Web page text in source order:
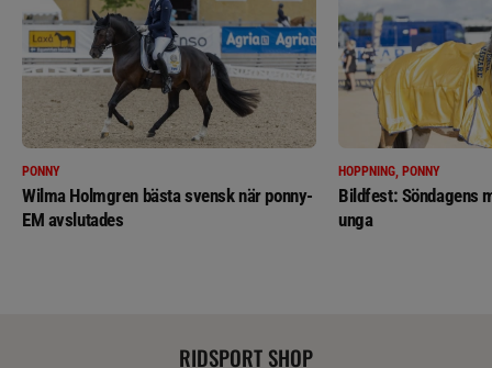
PONNY
Wilma Holmgren bästa svensk när ponny-
EM avslutades
HOPPNING, PONNY
Bildfest: Söndagens
unga
RIDSPORT SHOP